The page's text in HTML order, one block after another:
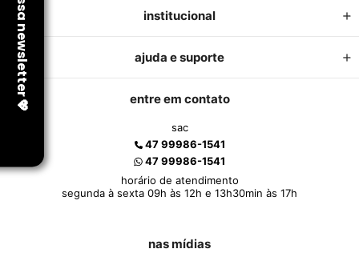
institucional
ajuda e suporte
entre em contato
sac
47 99986-1541
47 99986-1541
horário de atendimento
segunda à sexta 09h às 12h e 13h30min às 17h
nas mídias